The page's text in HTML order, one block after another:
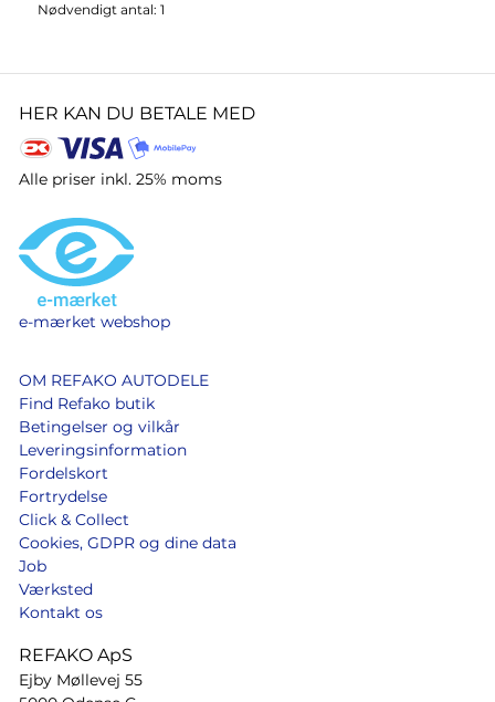
Nødvendigt antal: 1
HER KAN DU BETALE MED
Alle priser inkl. 25% moms
e-mærket webshop
OM REFAKO AUTODELE
Find Refako butik
Betingelser og vilkår
Leveringsinformation
Fordelskort
Fortrydelse
Click & Collect
Cookies, GDPR og dine data
Job
Værksted
Kontakt os
REFAKO ApS
Ejby Møllevej 55